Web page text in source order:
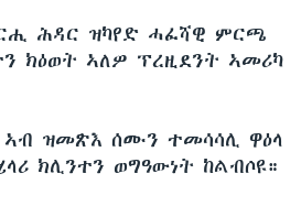
ሕዳር ዝካየድ ሓፈሻዊ ምርጫ
ክዕወት ኣለዎ ፕረዚደንት ኣመሪካ
ዝመጽእ ሰሙን ተመሳሳሊ ዋዕላ
ክሊንተን ወግዓውነት ከልብሶዩ።